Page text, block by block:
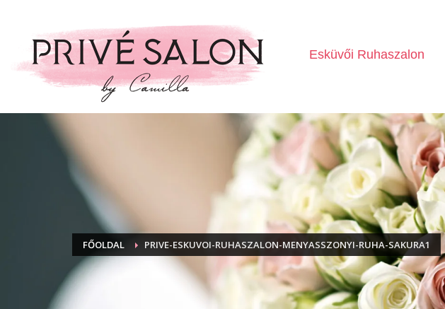
Esküvői Ruhaszalon
FŐOLDAL PRIVE-ESKUVOI-RUHASZALON-MENYASSZONYI-RUHA-SAKURA1